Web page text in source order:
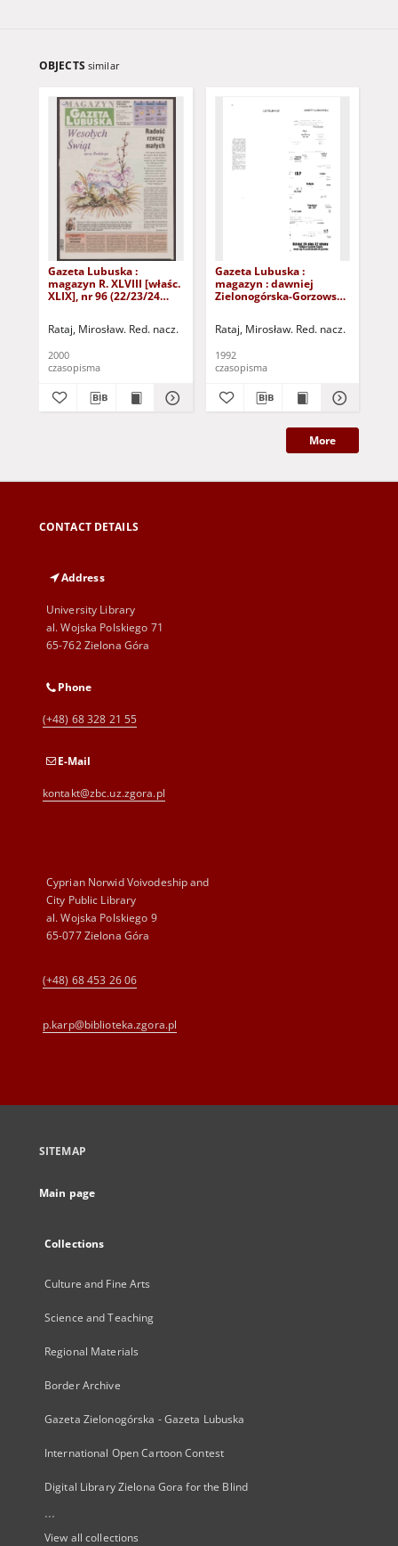
OBJECTS similar
Gazeta Lubuska :
magazyn R. XLVIII [właśc.
XLIX], nr 96 (22/23/24
Rataj, Mirosław. Red. nacz.
2000
czasopisma
Gazeta Lubuska :
magazyn : dawniej
Zielonogórska-Gorzowska
1992). - Wyd. 1
Rataj, Mirosław. Red. nacz.
1992
czasopisma
More
CONTACT DETAILS
Address
University Library
al. Wojska Polskiego 71
65-762 Zielona Góra
Phone
(+48) 68 328 21 55
E-Mail
kontakt@zbc.uz.zgora.pl
Cyprian Norwid Voivodeship and
City Public Library
al. Wojska Polskiego 9
65-077 Zielona Góra
(+48) 68 453 26 06
p.karp@biblioteka.zgora.pl
SITEMAP
Main page
Collections
Culture and Fine Arts
Science and Teaching
Regional Materials
Border Archive
Gazeta Zielonogórska - Gazeta Lubuska
International Open Cartoon Contest
Digital Library Zielona Gora for the Blind
...
View all collections